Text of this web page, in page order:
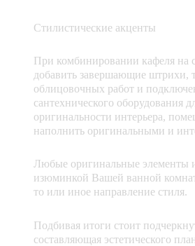
Стилистические акценты
При комбинировании кафеля на
добавить завершающие штрихи,
облицовочных работ и
сантехнического оборудования
оригинальности интерьера,
наполнить оригинальными и
Любые оригинальные элементы
изюминкой Вашей ванной
то или иное направление стиля.
Подбивая итоги стоит
составляющая эстетического